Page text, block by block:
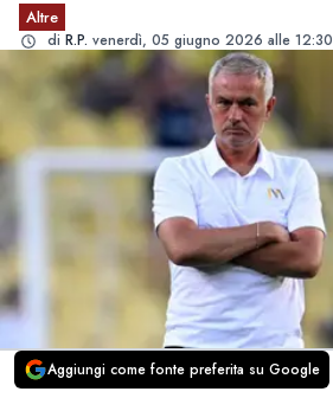
Altre
di R.P. venerdì, 05 giugno 2026 alle 12:30
Aggiungi come fonte preferita su Google